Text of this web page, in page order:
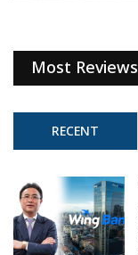
Most Reviews
RECENT